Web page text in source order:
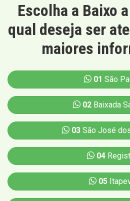
Escolha a Baixo
qual deseja ser
maiores
01 São
02Baixada
03São José
04
05